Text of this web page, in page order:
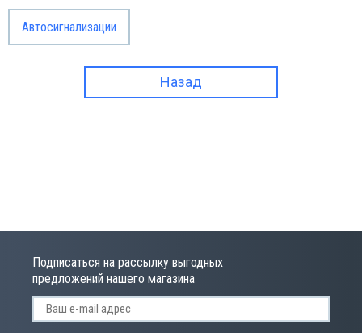
Автосигнализации
Назад
Подписаться на рассылку выгодных
предложений нашего магазина